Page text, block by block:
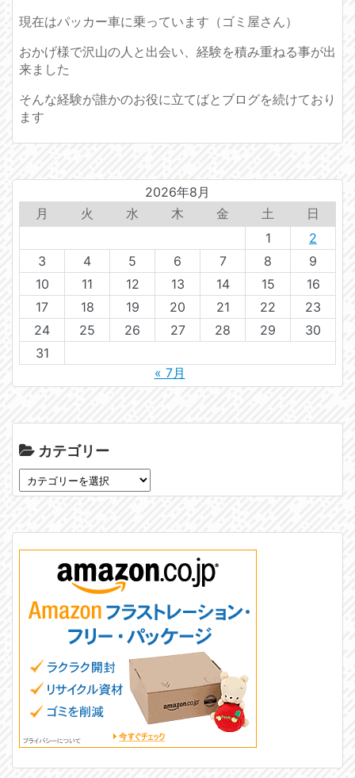
現在はパッカー車に乗っています（ゴミ屋さん）
おかげ様で沢山の人と出会い、経験を積み重ねる事が出
来ました
そんな経験が誰かのお役に立てばとブログを続けており
ます
2026年8月
月
火 水 木 金 土
日
1
2
3
4 5 6 7 8
9
10
11 12 13 14 15
16
17
18 19 20 21 22
23
24
25 26 27 28 29
30
31
« 7月
カテゴリー